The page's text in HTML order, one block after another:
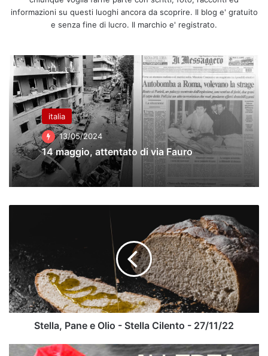
informazioni su questi luoghi ancora da scoprire. Il blog e' gratuito
e senza fine di lucro. Il marchio e' registrato.
italia
13/05/2024
14 maggio, attentato di via Fauro
Olio
-
Stella
Cilento
-
27/11/22
Stella, Pane e Olio - Stella Cilento - 27/11/22
Allerta